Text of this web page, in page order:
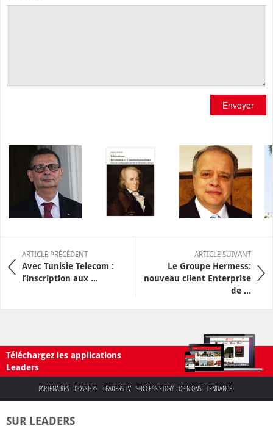
Envoyer
ARTICLE PRÉCÉDENT
Avec Tunisie Telecom :
l’inscription aux ...
ARTICLE SUIVANT
Le Groupe Hermess:
nouveau client Enterprise
de ...
Téléchargez les applications
Leaders
PARTENAIRES DOSSIERS LEADERS TV SUCCESS STORY OPINIONS TENDANCE
SUR LEADERS